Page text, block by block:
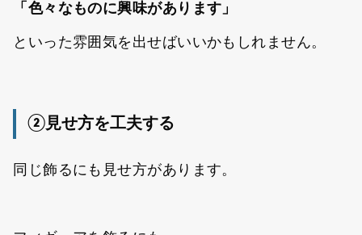
「色々なものに興味があります」
といった雰囲気を出せばいいかもしれません。
②見せ方を工夫する
同じ飾るにも見せ方があります。